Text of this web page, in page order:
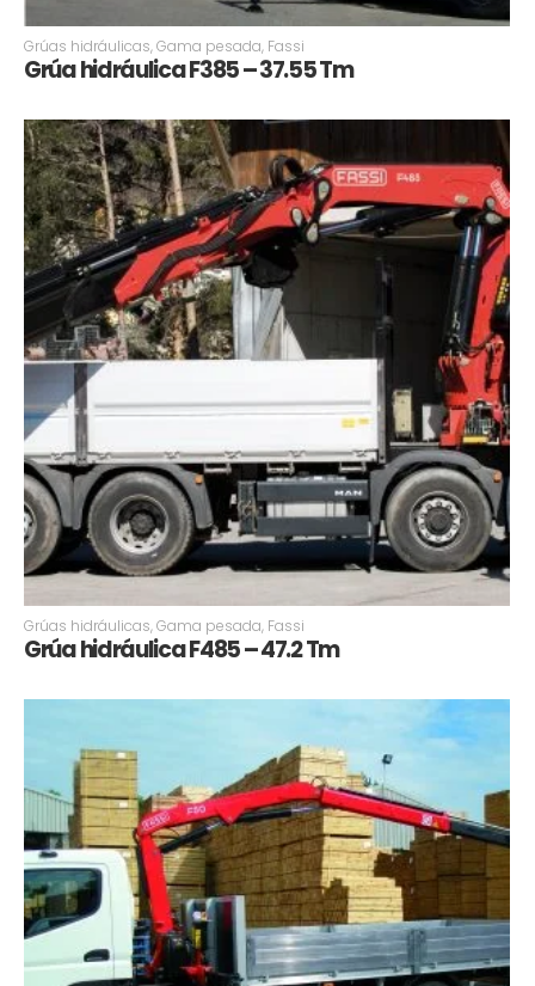
Grúas hidráulicas,Gama pesada, Fassi
Grúa hidráulica F385 – 37.55 Tm
Grúas hidráulicas,Gama pesada, Fassi
Grúa hidráulica F485 – 47.2 Tm